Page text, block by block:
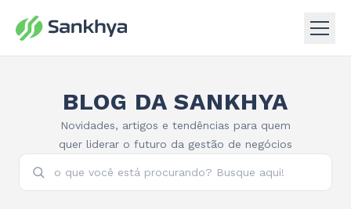
BLOG DA SANKHYA
Novidades, artigos e tendências para quem
quer liderar o futuro da gestão de negócios